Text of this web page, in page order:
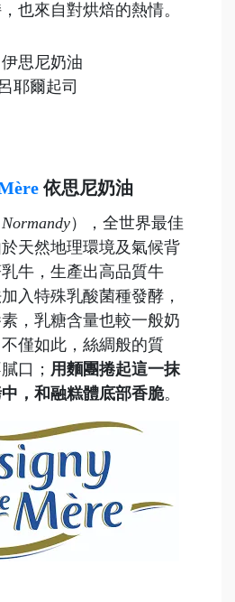
也來自對烘焙的熱情。
伊思尼奶油
耶爾起司
依思尼奶油
Normandy），全世界最佳
天然地理環境及氣候背
牛，生產出高品質牛
入特殊乳酸菌種發酵，
，乳糖含量也較一般奶
僅如此，絲綢般的質
口； 用麵團捲起這一抹
，和融糕體底部香脆。